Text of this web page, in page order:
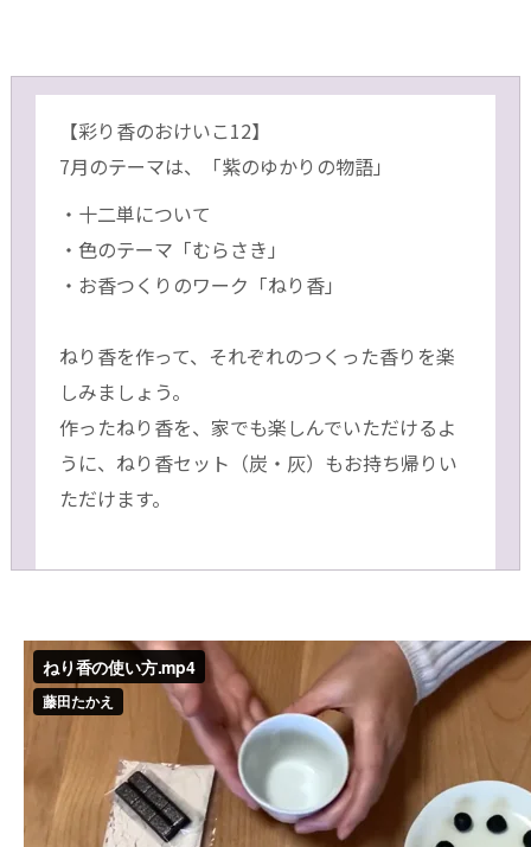
【彩り香のおけいこ12】
7月のテーマは、「紫のゆかりの物語」
・十二単について
・色のテーマ「むらさき」
・お香つくりのワーク「ねり香」
ねり香を作って、それぞれのつくった香りを楽
しみましょう。
作ったねり香を、家でも楽しんでいただけるよ
うに、ねり香セット（炭・灰）もお持ち帰りい
ただけます。